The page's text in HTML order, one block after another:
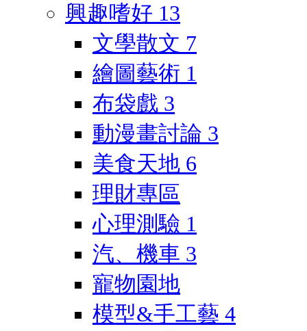
興趣嗜好 13
文學散文 7
繪圖藝術 1
布袋戲 3
動漫畫討論 3
美食天地 6
理財專區
心理測驗 1
汽、機車 3
寵物園地
模型&手工藝 4